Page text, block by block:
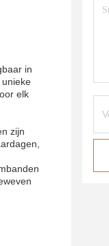
in
elk
zijn